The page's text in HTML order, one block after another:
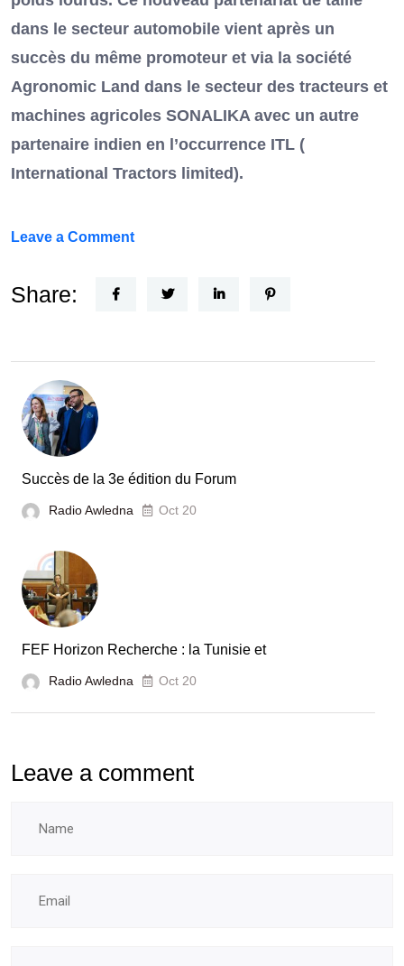
dans le secteur automobile vient après un
succès du même promoteur et via la société
Agronomic Land dans le secteur des tracteurs et
machines agricoles SONALIKA avec un autre
partenaire indien en l’occurrence ITL (
International Tractors limited).
Leave a Commenton
Nouvel
le
Tunisie
Share:
Succès de la 3e édition du Forum
Radio Awledna Oct 20
FEF Horizon Recherche : la Tunisie et
Radio Awledna Oct 20
Leave a comment